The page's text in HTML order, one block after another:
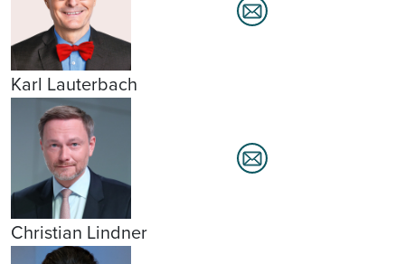
Karl Lauterbach
Christian Lindner